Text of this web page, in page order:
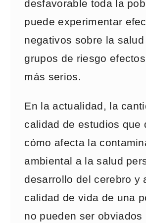
desfavorable toda la
puede experimentar
negativos sobre la
grupos de riesgo
más serios.
En la actualidad, la
calidad de estudios que
cómo afecta la
ambiental a la salud
desarrollo del cerebro y
calidad de vida de una
no pueden ser obviados